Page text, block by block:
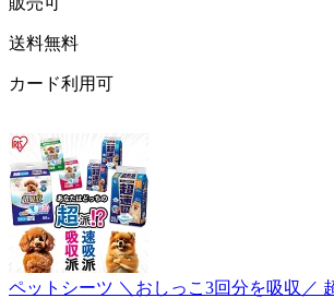
送料無料
カード利用可
ペットシーツ ＼おしっこ3回分を吸収／